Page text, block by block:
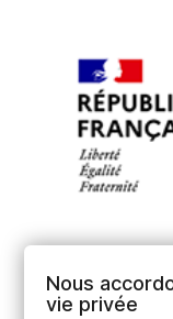
Nous
vie privée